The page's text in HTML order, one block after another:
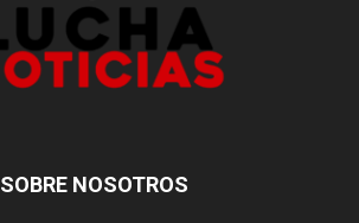
SOBRE NOSOTROS